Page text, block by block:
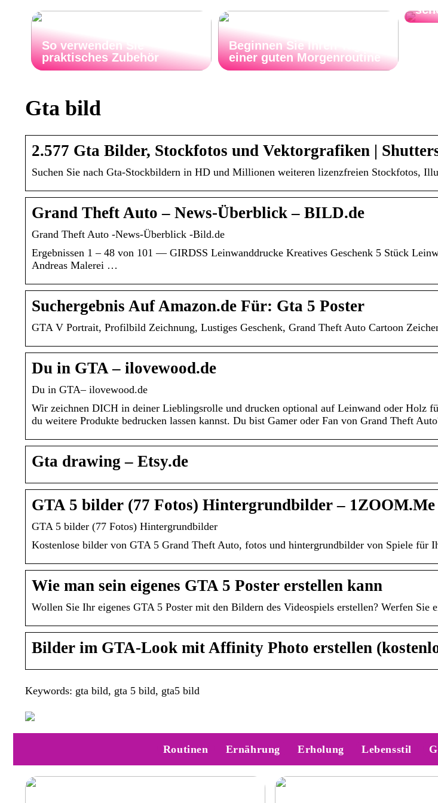
So verwenden Sie
praktisches Zubehör
Beginnen Sie Ihren Tag mit
einer guten Morgenroutine
Gta bild
2.577 Gta Bilder, Stockfotos und Vektorgrafiken |
Suchen Sie nach Gta-Stockbildern in HD und Millionen weiteren lizenzfreien Stockfotos,
Grand Theft Auto – News-Überblick – BILD.de
Grand Theft Auto -News-Überblick -Bild.de
Ergebnissen 1 – 48 von 101 — GIRDSS Leinwanddrucke Kreatives Geschenk 5 Stück
Andreas Malerei …
Suchergebnis Auf Amazon.de Für: Gta 5 Poster
GTA V Portrait, Profilbild Zeichnung, Lustiges Geschenk, Grand Theft Auto Cartoon
Du in GTA – ilovewood.de
Du in GTA– ilovewood.de
Wir zeichnen DICH in deiner Lieblingsrolle und drucken optional auf Leinwand oder Holz
du weitere Produkte bedrucken lassen kannst. Du bist Gamer oder Fan von Grand Theft
Gta drawing – Etsy.de
GTA 5 bilder (77 Fotos) Hintergrundbilder – 1ZOOM.Me
GTA 5 bilder (77 Fotos) Hintergrundbilder
Kostenlose bilder von GTA 5 Grand Theft Auto, fotos und hintergrundbilder von Spiele für
Wie man sein eigenes GTA 5 Poster erstellen kann
Wollen Sie Ihr eigenes GTA 5 Poster mit den Bildern des Videospiels erstellen? Werfen Sie
Bilder im GTA-Look mit Affinity Photo erstellen
Keywords: gta bild, gta 5 bild, gta5 bild
Routinen Ernährung Erholung Lebensstil